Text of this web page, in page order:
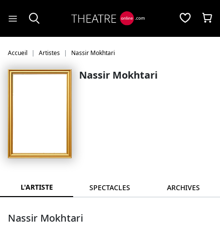
Accueil Artistes Nassir Mokhtari
Nassir Mokhtari
L'ARTISTE SPECTACLES ARCHIVES
Nassir Mokhtari